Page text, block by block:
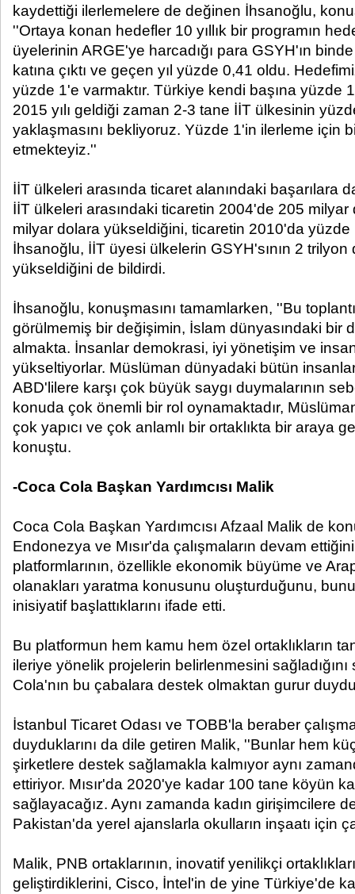
kaydettiği ilerlemelere de değinen İhsanoğlu,
''Ortaya konan hedefler 10 yıllık bir programın
üyelerinin ARGE'ye harcadığı para GSYH'ın
katına çıktı ve geçen yıl yüzde 0,41 oldu.
yüzde 1'e varmaktır. Türkiye kendi başına yüzde
2015 yılı geldiği zaman 2-3 tane İİT ülkesinin
yaklaşmasını bekliyoruz. Yüzde 1'in ilerleme için
etmekteyiz.''
İİT ülkeleri arasında ticaret alanındaki başarılara
İİT ülkeleri arasındaki ticaretin 2004'de 205 milyar
milyar dolara yükseldiğini, ticaretin 2010'da yüzde
İhsanoğlu, İİT üyesi ülkelerin GSYH'sının 2
yükseldiğini de bildirdi.
İhsanoğlu, konuşmasını tamamlarken, ''Bu
görülmemiş bir değişimin, İslam dünyasındaki bir
almakta. İnsanlar demokrasi, iyi yönetişim ve
yükseltiyorlar. Müslüman dünyadaki bütün
ABD'lilere karşı çok büyük saygı duymalarının
konuda çok önemli bir rol oynamaktadır,
çok yapıcı ve çok anlamlı bir ortaklıkta bir araya
konuştu.
-Coca Cola Başkan Yardımcısı Malik
Coca Cola Başkan Yardımcısı Afzaal Malik de
Endonezya ve Mısır'da çalışmaların devam
platformlarının, özellikle ekonomik büyüme ve
olanakları yaratma konusunu oluşturduğunu,
inisiyatif başlattıklarını ifade etti.
Bu platformun hem kamu hem özel ortaklıkların
ileriye yönelik projelerin belirlenmesini
Cola'nın bu çabalara destek olmaktan gurur
İstanbul Ticaret Odası ve TOBB'la beraber
duyduklarını da dile getiren Malik, ''Bunlar hem
şirketlere destek sağlamakla kalmıyor aynı
ettiriyor. Mısır'da 2020'ye kadar 100 tane köyün
sağlayacağız. Aynı zamanda kadın girişimcilere
Pakistan'da yerel ajanslarla okulların inşaatı için
Malik, PNB ortaklarının, inovatif yenilikçi
geliştirdiklerini, Cisco, İntel'in de yine Türkiye'de